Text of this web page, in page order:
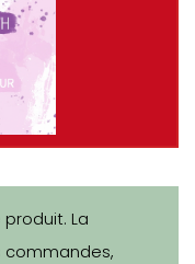
La
commandes,